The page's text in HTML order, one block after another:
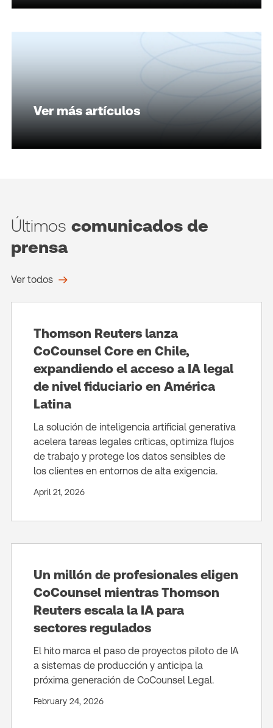
Ver más artículos
Últimos comunicados de
prensa
Ver todos
Thomson Reuters lanza
CoCounsel Core en Chile,
expandiendo el acceso a IA legal
de nivel fiduciario en América
Latina
La solución de inteligencia artificial generativa
acelera tareas legales críticas, optimiza flujos
de trabajo y protege los datos sensibles de
los clientes en entornos de alta exigencia.
April 21, 2026
Un millón de profesionales eligen
CoCounsel mientras Thomson
Reuters escala la IA para
sectores regulados
El hito marca el paso de proyectos piloto de IA
a sistemas de producción y anticipa la
próxima generación de CoCounsel Legal.
February 24, 2026